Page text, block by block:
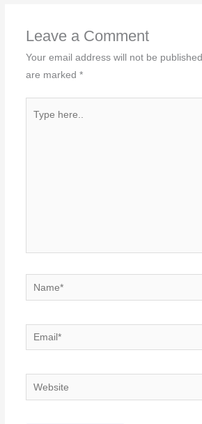
Leave a Comment
Your email address will not be published.
are marked *
here..
Name*
Email*
Website